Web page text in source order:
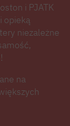
i PJATK
opieką
niezależne
na